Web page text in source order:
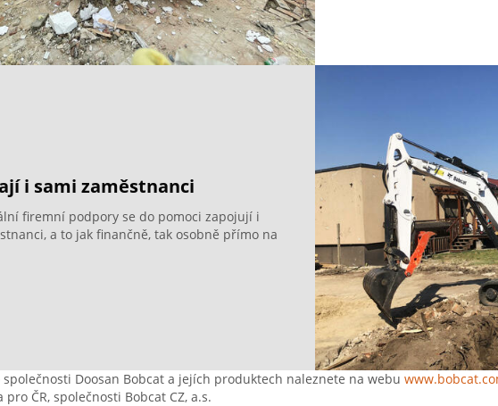
i sami zaměstnanci
firemní podpory se do pomoci zapojují i
a to jak finančně, tak osobně přímo na
Doosan Bobcat a jejích produktech naleznete na webu
ČR, společnosti Bobcat CZ, a.s.